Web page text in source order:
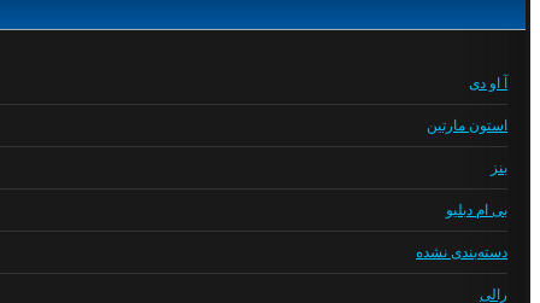
آ او دی
استون مارتین
بنز
بی ام دبلیو
دسته‌بندی نشده
رالی